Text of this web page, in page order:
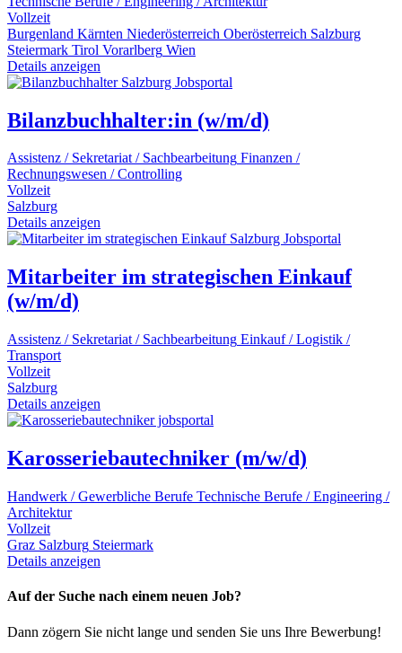
Vollzeit
Burgenland Kärnten Niederösterreich Oberösterreich Salzburg
Steiermark Tirol Vorarlberg Wien
Details anzeigen
Bilanzbuchhalter:in (w/m/d)
Assistenz / Sekretariat / Sachbearbeitung Finanzen /
Rechnungswesen / Controlling
Vollzeit
Salzburg
Details anzeigen
Mitarbeiter im strategischen Einkauf
(w/m/d)
Assistenz / Sekretariat / Sachbearbeitung Einkauf / Logistik /
Transport
Vollzeit
Salzburg
Details anzeigen
Karosseriebautechniker (m/w/d)
Handwerk / Gewerbliche Berufe Technische Berufe / Engineering /
Architektur
Vollzeit
Graz Salzburg Steiermark
Details anzeigen
Auf der Suche nach einem neuen Job?
Dann zögern Sie nicht lange und senden Sie uns Ihre Bewerbung!